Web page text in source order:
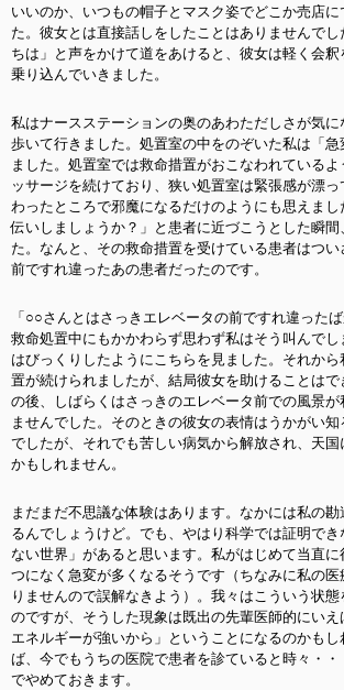
いいのか、いつもの帽子とマスク姿でどこか売店に
た。彼女とは直接話しをしたことはありませんで
ちは」と声をかけて道をあけると、彼女は軽く会
乗り込んでいきました。
私はナースステーションの奥のあわただしさが気
歩いて行きました。処置室の中をのぞいた私は「
ました。処置室では救命措置がおこなわれている
ッサージを続けており、狭い処置室は緊張感が漂
わったところで邪魔になるだけのようにも思えま
伝いしましょうか？」と患者に近づこうとした瞬間
た。なんと、その救命措置を受けている患者はつ
前ですれ違ったあの患者だったのです。
「○○さんとはさっきエレベータの前ですれ違ったば
救命処置中にもかかわらず思わず私はそう叫んで
はびっくりしたようにこちらを見ました。それか
置が続けられましたが、結局彼女を助けることは
の後、しばらくはさっきのエレベータ前での風景
ませんでした。そのときの彼女の表情はうかがい
でしたが、それでも苦しい病気から解放され、天
かもしれません。
まだまだ不思議な体験はあります。なかには私の
るんでしょうけど。でも、やはり科学では証明でき
ない世界」があると思います。私がはじめて当直
つになく急変が多くなるそうです（ちなみに私の
りませんので誤解なきよう）。我々はこういう状態
のですが、そうした現象は既出の先輩医師的にい
エネルギーが強いから」ということになるのかもし
ば、今でもうちの医院で患者を診ていると時々・
でやめておきます。